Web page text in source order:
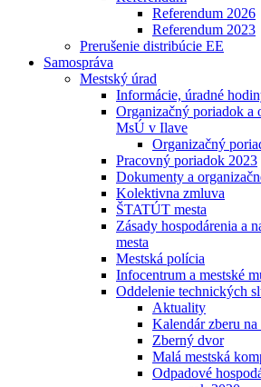
Referendum 2026
Referendum 2023
Prerušenie distribúcie EE
Samospráva
Mestský úrad
Informácie, úradné
Organizačný poriadok a
MsÚ v Ilave
Organizačný
Pracovný poriadok 2023
Dokumenty a
Kolektivna zmluva
ŠTATÚT mesta
Zásady hospodárenia a
mesta
Mestská polícia
Infocentrum a mestské
Oddelenie technických
Aktuality
Kalendár zberu
Zberný dvor
Malá mestská
Odpadové